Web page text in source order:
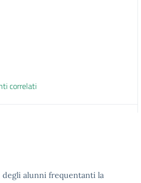
correlati
alunni frequentanti la